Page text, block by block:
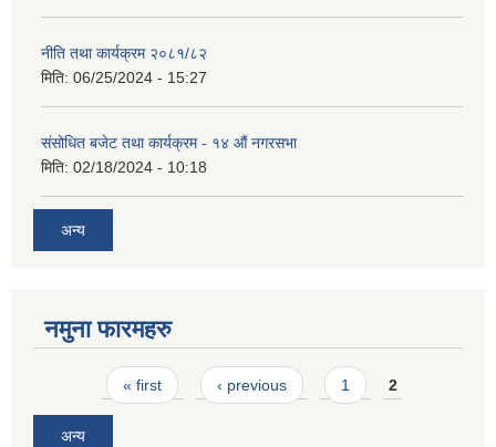
नीति तथा कार्यक्रम २०८१/८२
मिति: 06/25/2024 - 15:27
संसोधित बजेट तथा कार्यक्रम - १४ औं नगरसभा
मिति: 02/18/2024 - 10:18
अन्य
नमुना फारमहरु
Pages« first ‹ previous 1 2
अन्य